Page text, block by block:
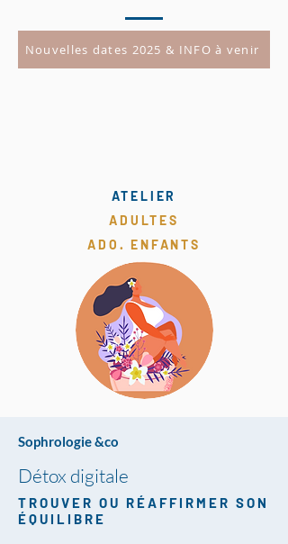
Nouvelles dates 2025 & INFO à venir
ATELIER
ADULTES
ADO. ENFANTS
Sophrologie &co
Détox digitale
TROUVER OU RÉAFFIRMER SON
ÉQUILIBRE